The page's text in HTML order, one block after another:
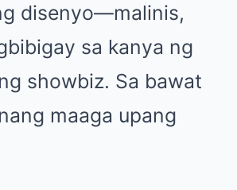
disenyo—malinis,
sa kanya ng
showbiz. Sa bawat
maaga upang